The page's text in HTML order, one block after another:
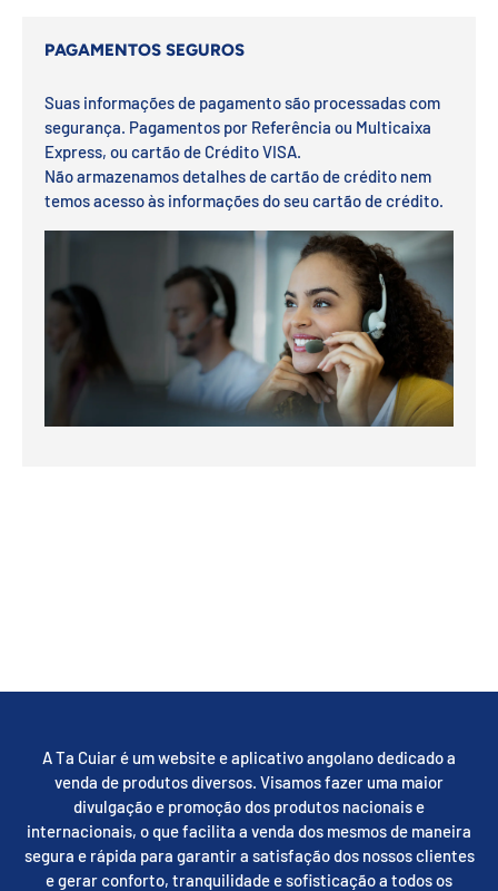
PAGAMENTOS SEGUROS
Suas informações de pagamento são processadas com
segurança. Pagamentos por Referência ou Multicaixa
Express, ou cartão de Crédito VISA.
Não armazenamos detalhes de cartão de crédito nem
temos acesso às informações do seu cartão de crédito.
A Ta Cuiar é um website e aplicativo angolano dedicado a
venda de produtos diversos. Visamos fazer uma maior
divulgação e promoção dos produtos nacionais e
internacionais, o que facilita a venda dos mesmos de maneira
segura e rápida para garantir a satisfação dos nossos clientes
e gerar conforto, tranquilidade e sofisticação a todos os